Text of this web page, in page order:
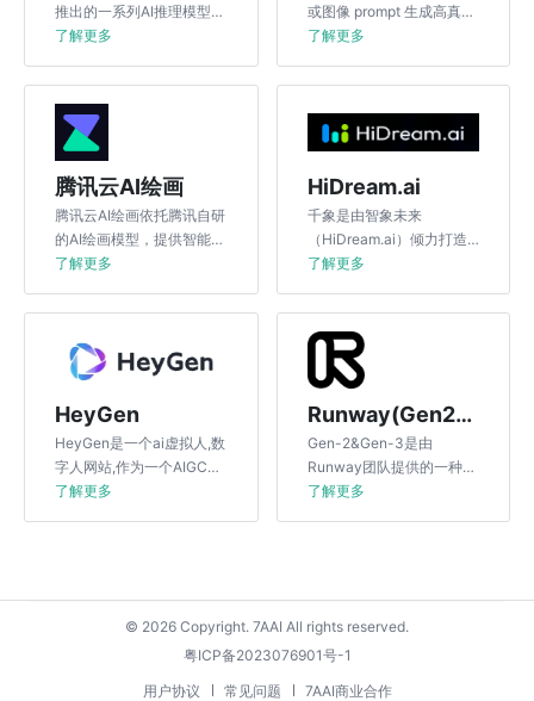
推出的一系列AI推理模型，
旨在提升在推理、编程和科
了解更多
或图像 prompt 生成高真实
感、高质量的视频。
了解更多
腾讯云AI绘画
腾讯云AI绘画依托腾讯自研
的AI绘画模型，提供智能文
生图、图生图、AI写真、视
效,API等服务。
了解更多
‌HiDream.ai
千象是由智象未来
（HiDream.ai）倾力打造
的基于国际领先且自主可控
多模态大模型的全中文易上
手AIGC创作平台和社区。
了解更多
HeyGen
HeyGen是一个ai虚拟人,数
字人网站,作为一个AIGC网
站，用户可以在该平台上使
了解更多
Runway(Gen2&Gen3)
Gen-2&Gen-3是由
Runway团队提供的一种先
进的AI视频生成系统。它能
了解更多
© 2026 Copyright. 7AAI All rights reserved.
粤ICP备2023076901号-1
用户协议
常见问题 7AAI商业合作